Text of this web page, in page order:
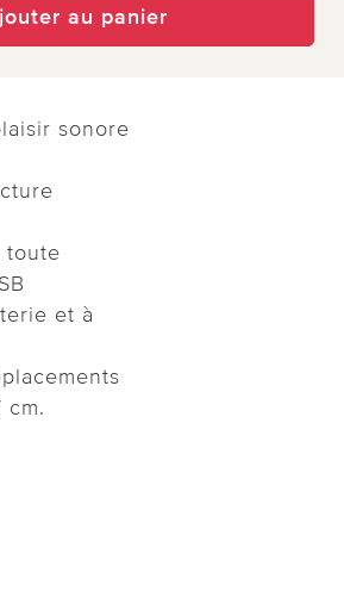
au panier
sonore
toute
et à
cm.